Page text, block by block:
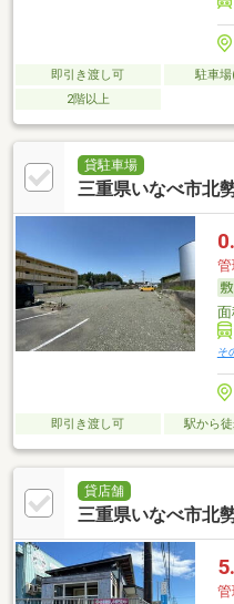
即引き渡し可 駐車
2階以上
貸駐車場
三重県いなべ市北
そ
即引き渡し可 駅から
貸店舗
三重県いなべ市北